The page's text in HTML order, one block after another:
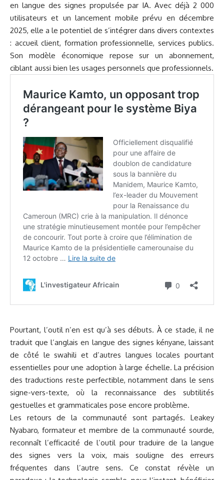
en langue des signes propulsée par IA. Avec déjà 2 000
utilisateurs et un lancement mobile prévu en décembre
2025, elle a le potentiel de s’intégrer dans divers contextes
: accueil client, formation professionnelle, services publics.
Son modèle économique repose sur un abonnement,
ciblant aussi bien les usages personnels que professionnels.
Pourtant, l’outil n’en est qu’à ses débuts. À ce stade, il ne
traduit que l’anglais en langue des signes kényane, laissant
de côté le swahili et d’autres langues locales pourtant
essentielles pour une adoption à large échelle. La précision
des traductions reste perfectible, notamment dans le sens
signe-vers-texte, où la reconnaissance des subtilités
gestuelles et grammaticales pose encore problème.
Les retours de la communauté sont partagés. Leakey
Nyabaro, formateur et membre de la communauté sourde,
reconnaît l’efficacité de l’outil pour traduire de la langue
des signes vers la voix, mais souligne des erreurs
fréquentes dans l’autre sens. Ce constat révèle un